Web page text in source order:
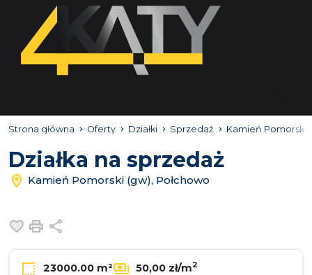
Strona główna Oferty Działki Sprzedaż Kamień Pomorski
Działka na sprzedaż
Kamień Pomorski (gw), Połchowo
Dodaj do ulubionych
Drukuj
23000.00 m² 50,00 zł/m2